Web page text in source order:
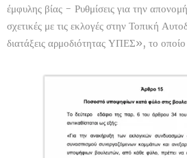
έμφυλης βίας - Ρυθμίσεις για την
σχετικές με τις εκλογές στην Τοπική
διατάξεις αρμοδιότητας ΥΠΕΣ», το